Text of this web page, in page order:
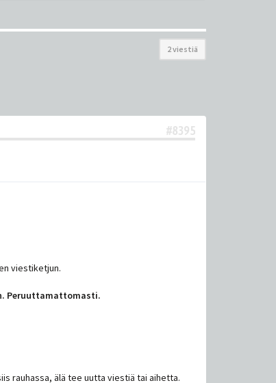
2 viestiä
#8395
viestiketjun.
Peruuttamattomasti.
rauhassa, älä tee uutta viestiä tai aihetta.